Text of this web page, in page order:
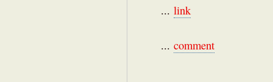
... link
... comment